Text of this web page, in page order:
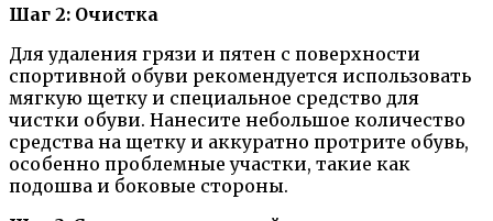
Шаг 2: Очистка
Для удаления грязи и пятен с поверхности
спортивной обуви рекомендуется использовать
мягкую щетку и специальное средство для
чистки обуви. Нанесите небольшое количество
средства на щетку и аккуратно протрите обувь,
особенно проблемные участки, такие как
подошва и боковые стороны.